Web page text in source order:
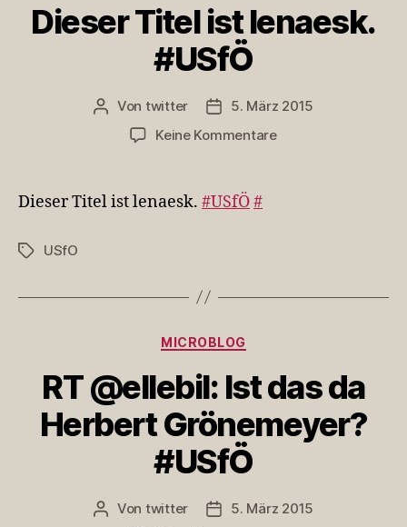
Dieser Titel ist lenaesk.
#USfÖ
Beitragsautor
Von twitter Veröffentlichungsdatum
5. März 2015
Keine Kommentarezu
Dieser Titel ist lenaesk. #USfÖ#
Schlagwörter
USfO
Kategorien
MICROBLOG
RT @ellebil: Ist das da
Herbert Grönemeyer?
#USfÖ
Beitragsautor
Von twitter Veröffentlichungsdatum
5. März 2015